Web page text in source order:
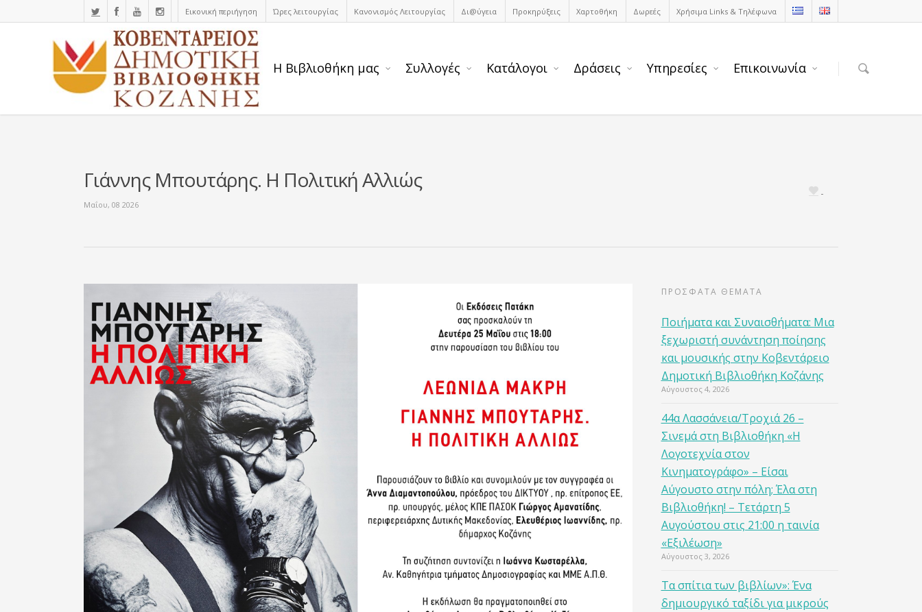
Εικονική περιήγηση Ώρες λειτουργίας Κανονισμός Λειτουργίας Δι@ύγεια Προκηρύξεις Χαρτοθήκη Δωρεές Χρήσιμα Links & Τηλέφωνα
Η Βιβλιοθήκη μας Συλλογές Κατάλογοι Δράσεις Υπηρεσίες Επικοινωνία
Γιάννης Μπουτάρης. Η Πολιτική Αλλιώς
Μαΐου, 08 2026
ΠΡΟΣΦΑΤΑ ΘΕΜΑΤΑ
Ποιήματα και Συναισθήματα: Μια
ξεχωριστή συνάντηση ποίησης
και μουσικής στην Κοβεντάρειο
Δημοτική Βιβλιοθήκη Κοζάνης
Αύγουστος 4, 2026
44α Λασσάνεια/Τροχιά 26 –
Σινεμά στη Βιβλιοθήκη «Η
Λογοτεχνία στον
Κινηματογράφο» – Είσαι
Αύγουστο στην πόλη; Έλα στη
Βιβλιοθήκη! – Τετάρτη 5
Αυγούστου στις 21:00 η ταινία
«Εξιλέωση»
Αύγουστος 3, 2026
Τα σπίτια των βιβλίων»: Ένα
δημιουργικό ταξίδι για μικρούς